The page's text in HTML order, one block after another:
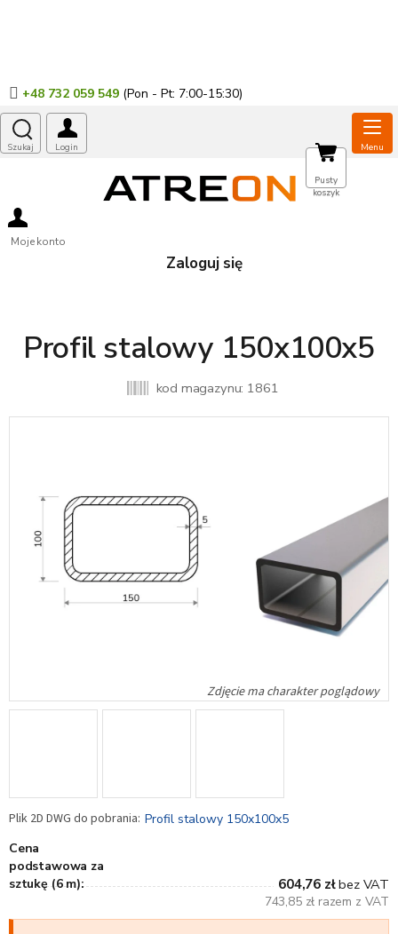
+48 732 059 549
Moje konto
Zaloguj się
KOSZYK
Pusty
koszyk
Profil stalowy 150x100x5
kod magazynu: 1861
Profil stalowy 150x100x5
Cena
podstawowa za
sztukę (6 m):
604,76 złbez VAT
743,85 zł razem z VAT